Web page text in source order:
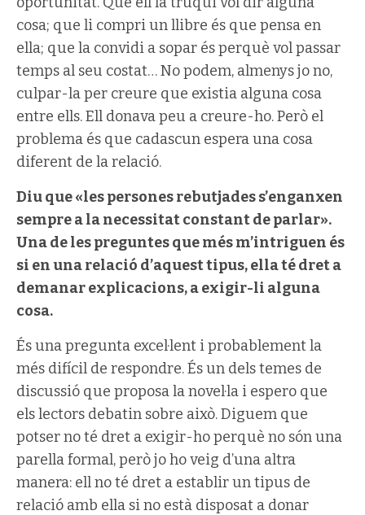
cosa; que li compri un llibre és que pensa en
ella; que la convidi a sopar és perquè vol passar
temps al seu costat… No podem, almenys jo no,
culpar-la per creure que existia alguna cosa
entre ells. Ell donava peu a creure-ho. Però el
problema és que cadascun espera una cosa
diferent de la relació.
Diu que «les persones rebutjades s’enganxen
sempre a la necessitat constant de parlar».
Una de les preguntes que més m’intriguen és
si en una relació d’aquest tipus, ella té dret a
demanar explicacions, a exigir-li alguna
cosa.
És una pregunta excel·lent i probablement la
més difícil de respondre. És un dels temes de
discussió que proposa la novel·la i espero que
els lectors debatin sobre això. Diguem que
potser no té dret a exigir-ho perquè no són una
parella formal, però jo ho veig d’una altra
manera: ell no té dret a establir un tipus de
relació amb ella si no està disposat a donar